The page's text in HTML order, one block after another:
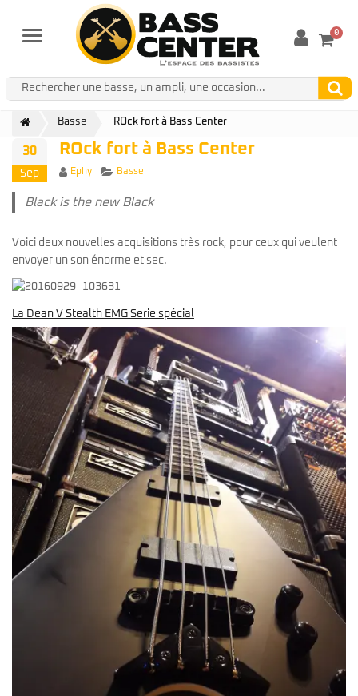
Menu 0
Basse ROck fort à Bass Center
30
Sep
ROck fort à Bass Center
Author
Ephy Categories
Basse
Black is the new Black
Voici deux nouvelles acquisitions très rock, pour ceux qui veulent
envoyer un son énorme et sec.
La Dean V Stealth EMG Serie spécial